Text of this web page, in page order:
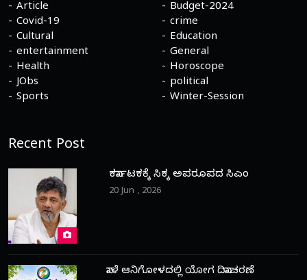
Article
Budget-2024
Covid-19
crime
Cultural
Education
entertainment
General
Health
Horoscope
JObs
political
Sports
Winter-Session
Recent Post
ಕರ್ನಾಟಕಕ್ಕೆ ಸಿಕ್ಕ ಅಪರೂಪದ ಸಿಎಂ
20 Jun , 2026
ನಾಳೆ ಆನಿಗೋಳದಲ್ಲಿ ಯೋಗ ದಿನಾಚರಣೆ